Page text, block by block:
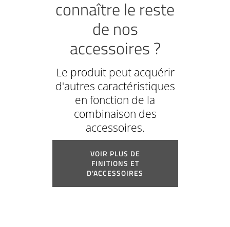
connaître le reste
de nos
accessoires ?
Le produit peut acquérir
d'autres caractéristiques
en fonction de la
combinaison des
accessoires.
VOIR PLUS DE
FINITIONS ET
D'ACCESSOIRES